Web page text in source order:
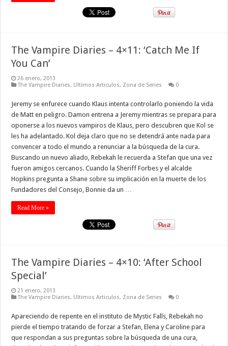
The Vampire Diaries – 4×11: ‘Catch Me If
You Can’
26 enero, 2013
The Vampire Diaries, Ultimos Articulos, Zona de Series 0
Jeremy se enfurece cuando Klaus intenta controlarlo poniendo la vida
de Matt en peligro. Damon entrena a Jeremy mientras se prepara para
oponerse a los nuevos vampiros de Klaus, pero descubren que Kol se
les ha adelantado. Kol deja claro que no se detendrá ante nada para
convencer a todo el mundo a renunciar a la búsqueda de la cura.
Buscando un nuevo aliado, Rebekah le recuerda a Stefan que una vez
fueron amigos cercanos. Cuando la Sheriff Forbes y el alcalde
Hopkins pregunta a Shane sobre su implicación en la muerte de los
Fundadores del Consejo, Bonnie da un …
Read More »
The Vampire Diaries – 4×10: ‘After School
Special’
21 enero, 2013
The Vampire Diaries, Ultimos Articulos, Zona de Series 0
Apareciendo de repente en el instituto de Mystic Falls, Rebekah no
pierde el tiempo tratando de forzar a Stefan, Elena y Caroline para
que respondan a sus preguntas sobre la búsqueda de una cura,